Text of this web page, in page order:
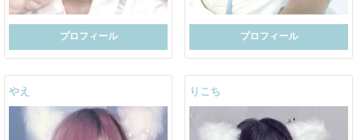
プロフィール プロフィール
やえ りこち